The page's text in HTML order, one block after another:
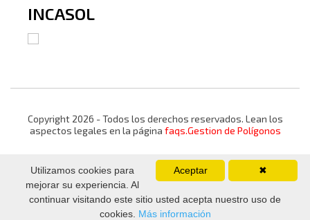
INCASOL
Copyright 2026 - Todos los derechos reservados. Lean los
aspectos legales en la página faqs.Gestion de Polígonos
✖
Aceptar
Utilizamos cookies para
mejorar su experiencia. Al
continuar visitando este sitio usted acepta nuestro uso de
cookies. Más información